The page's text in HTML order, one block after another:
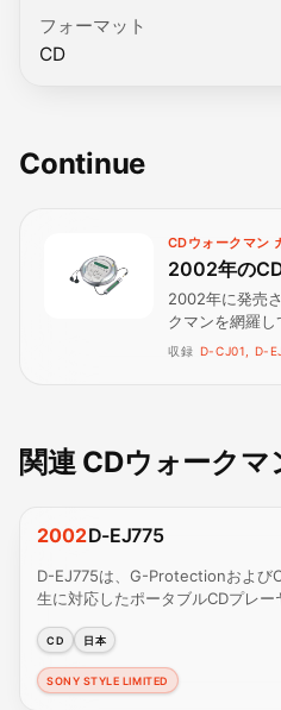
フォーマット
CD
Continue
CDウォークマン
2002年の
2002年に発売
クマンを網羅し
収録 D-CJ01, D-
関連 CDウォークマ
2002D-EJ775
D-EJ775は、G-Protectionおよび
生に対応したポータブルCDプレー
CD 日本
SONY STYLE LIMITED